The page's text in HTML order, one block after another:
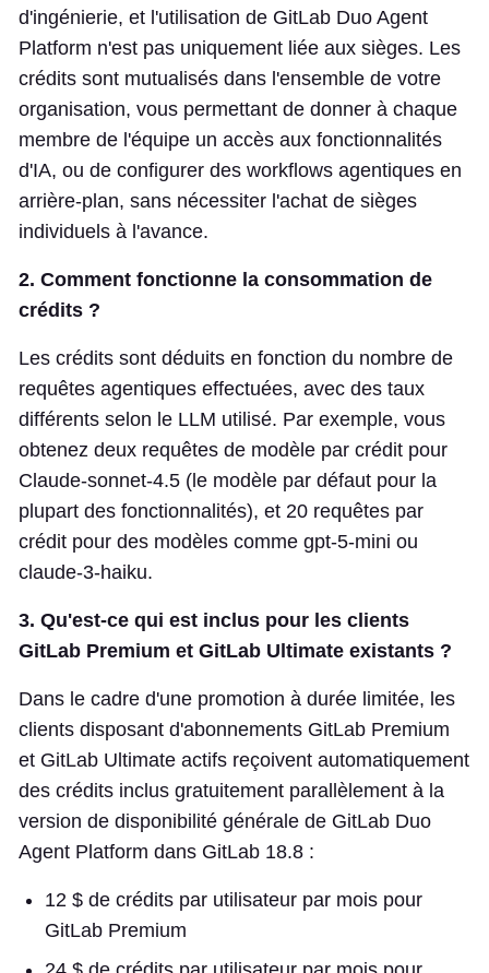
d'ingénierie, et l'utilisation de GitLab Duo Agent
Platform n'est pas uniquement liée aux sièges. Les
crédits sont mutualisés dans l'ensemble de votre
organisation, vous permettant de donner à chaque
membre de l'équipe un accès aux fonctionnalités
d'IA, ou de configurer des workflows agentiques en
arrière-plan, sans nécessiter l'achat de sièges
individuels à l'avance.
2. Comment fonctionne la consommation de
crédits ?
Les crédits sont déduits en fonction du nombre de
requêtes agentiques effectuées, avec des taux
différents selon le LLM utilisé. Par exemple, vous
obtenez deux requêtes de modèle par crédit pour
Claude-sonnet-4.5 (le modèle par défaut pour la
plupart des fonctionnalités), et 20 requêtes par
crédit pour des modèles comme gpt-5-mini ou
claude-3-haiku.
3. Qu'est-ce qui est inclus pour les clients
GitLab Premium et GitLab Ultimate existants ?
Dans le cadre d'une promotion à durée limitée, les
clients disposant d'abonnements GitLab Premium
et GitLab Ultimate actifs reçoivent automatiquement
des crédits inclus gratuitement parallèlement à la
version de disponibilité générale de GitLab Duo
Agent Platform dans GitLab 18.8 :
12 $ de crédits par utilisateur par mois pour
GitLab Premium